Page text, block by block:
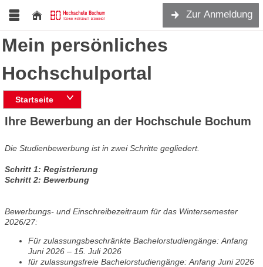
Zur Anmeldung
Mein persönliches
Hochschulportal
Startseite
Ihre Bewerbung an der Hochschule Bochum
Die Studienbewerbung ist in zwei Schritte gegliedert.
Schritt 1: Registrierung
Schritt 2: Bewerbung
Bewerbungs- und Einschreibezeitraum für das Wintersemester
2026/27:
Für zulassungsbeschränkte Bachelorstudiengänge: Anfang
Juni 2026 – 15. Juli 2026
für zulassungsfreie Bachelorstudiengänge: Anfang Juni 2026